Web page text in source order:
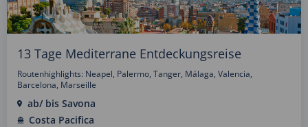
13 Tage Mediterrane Entdeckungsreise
Routenhighlights: Neapel, Palermo, Tanger, Málaga, Valencia,
Barcelona, Marseille
ab/ bis Savona
Costa Pacifica